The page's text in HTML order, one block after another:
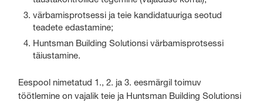
värbamisprotsessi ja teie kandidatuuriga seotud
teadete edastamine;
Huntsman Building Solutionsi värbamisprotsessi
täiustamine.
Eespool nimetatud 1., 2. ja 3. eesmärgil toimuv
töötlemine on vajalik teie ja Huntsman Building Solutionsi